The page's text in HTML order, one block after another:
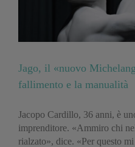
Jago, il «nuovo
fallimento e la manualità
Jacopo Cardillo, 36 anni, è
imprenditore. «Ammiro chi
rialzato», dice. «Per questo